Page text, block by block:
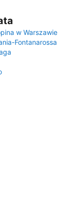
w Warszawie
Fontanarossa